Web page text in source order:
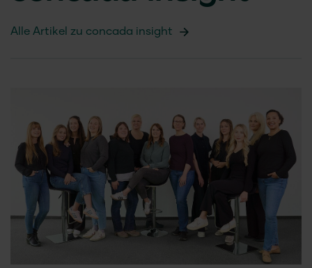
Alle Artikel zu concada insight